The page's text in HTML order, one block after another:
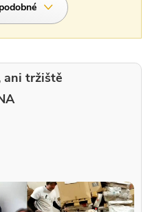
ani tržiště